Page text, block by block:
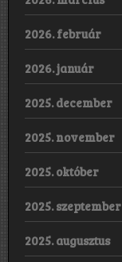
2026. február
2026. január
2025. december
2025. november
2025. október
2025. szeptember
2025. augusztus